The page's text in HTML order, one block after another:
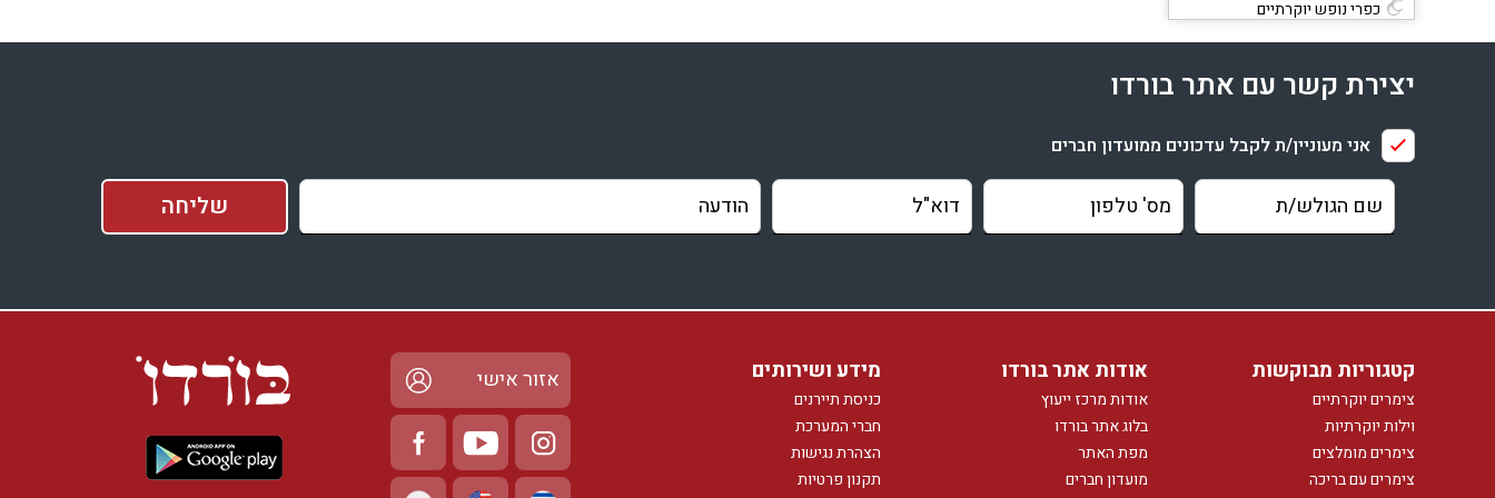
גבעת יואב מציעה את כל המרכיבים לחופשה מושלמת: נופים מרהיבים, אירוח
מפנק, ופעילויות מגוונות. בין אם אתם מחפשים חופשה רומנטית, חופשה
כפרי נופש יוקרתיים
דירות נופש יוקרתיות
וילות נופש
מלונות בוטיק
אזורים
צימרים ברמת הגולן
צימרים בגליל עליון
צימרים בחיפה וכרמלים
צימרים במישור החוף והשפלה
צימרים בירושלים והרי יהודה
צימרים בחוף הכרמל
צימרים באזור התבור והגלבוע
יצירת קשר עם אתר בורדו
אני מעוניין/ת לקבל עדכונים ממועדון חברים
קטגוריות מבוקשות
צימרים יוקרתיים
וילות יוקרתיות
צימרים מומלצים
צימרים עם בריכה
אודות אתר בורדו
אודות מרכז ייעוץ
בלוג אתר בורדו
מפת האתר
מועדון חברים
מידע ושירותים
כניסת תיירנים
חברי המערכת
הצהרת נגישות
תקנון פרטיות
אזור אישי